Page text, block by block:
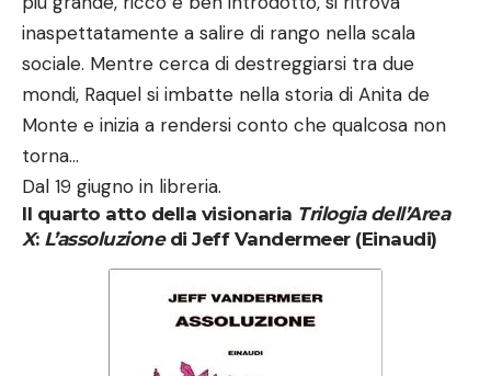
inaspettatamente a salire di rango nella scala
sociale. Mentre cerca di destreggiarsi tra due
mondi, Raquel si imbatte nella storia di Anita de
Monte e inizia a rendersi conto che qualcosa non
torna…
Dal 19 giugno in libreria.
Il quarto atto della visionaria Trilogia dell’Area
X: L’assoluzione di Jeff Vandermeer (Einaudi)